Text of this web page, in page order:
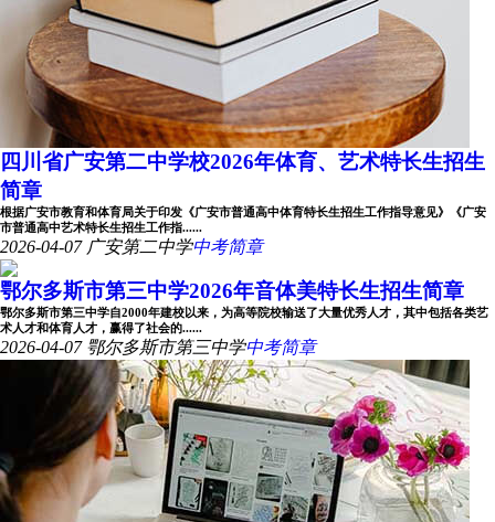
四川省广安第二中学校2026年体育、艺术特长生招生
简章
根据广安市教育和体育局关于印发《广安市普通高中体育特长生招生工作指导意见》《广安
市普通高中艺术特长生招生工作指......
2026-04-07 广安第二中学中考简章
鄂尔多斯市第三中学2026年音体美特长生招生简章
鄂尔多斯市第三中学自2000年建校以来，为高等院校输送了大量优秀人才，其中包括各类艺
术人才和体育人才，赢得了社会的......
2026-04-07 鄂尔多斯市第三中学中考简章